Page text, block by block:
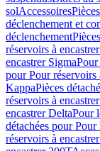
solAccessoires
déclenchement et
déclenchement
réservoirs à
encastrer SigmaPour
pour Pour réservoirs
KappaPièces
réservoirs à
encastrer DeltaPour
détachées pour
réservoirs à